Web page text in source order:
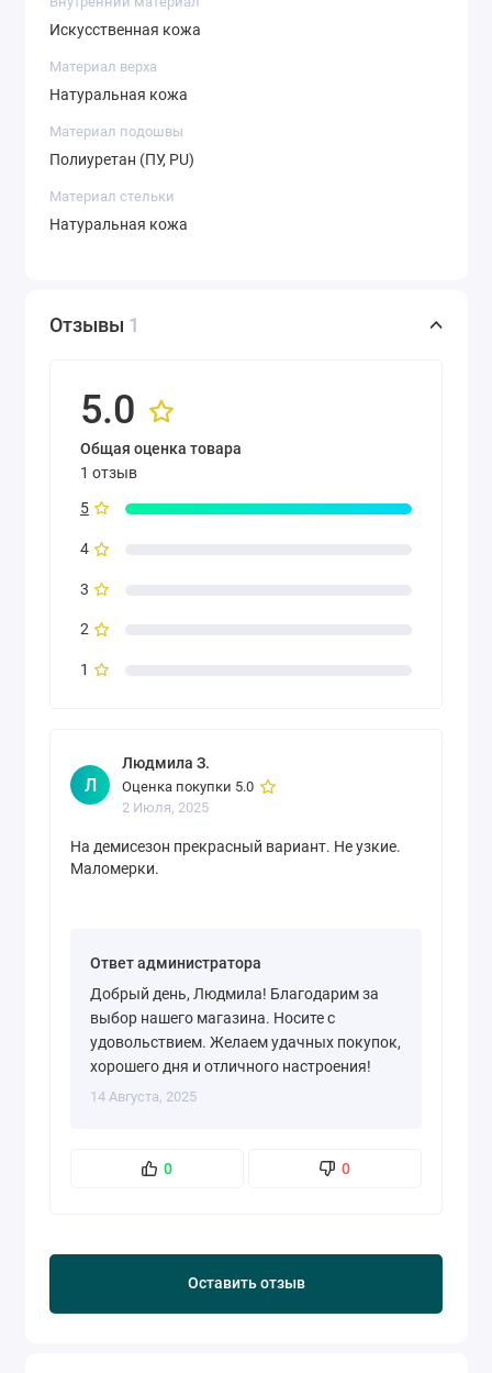
Искусственная кожа
Материал верха
Натуральная кожа
Материал подошвы
Полиуретан (ПУ, PU)
Материал стельки
Натуральная кожа
Отзывы 1
5.0
Общая оценка товара
1 отзыв
5
4
3
2
1
Л
Людмила З.
Оценка покупки 5.0
2 Июля, 2025
На демисезон прекрасный вариант. Не узкие.
Маломерки.
0 0
Ответ администратора
Добрый день, Людмила! Благодарим за
выбор нашего магазина. Носите с
удовольствием. Желаем удачных покупок,
хорошего дня и отличного настроения!
14 Августа, 2025
Оставить отзыв